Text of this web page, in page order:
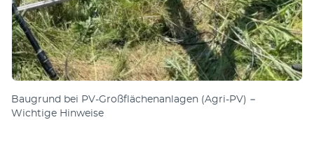
Baugrund bei PV-Großflächenanlagen (Agri-PV) −
Wichtige Hinweise